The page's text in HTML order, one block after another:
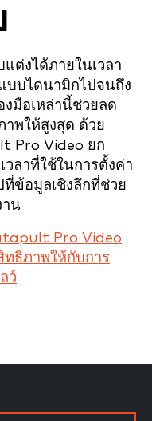
ต่งได้ภายในเวลา
บบไดนามิกไปจนถึง
มือเหล่านี้ช่วยลด
พให้สูงสุด ด้วย
Pro Video ยก
วลาที่ใช้ในการตั้งค่า
ที่ข้อมูลเชิงลึกที่ช่วย
น
Pro Video
ธิภาพให้กับการ
ว์